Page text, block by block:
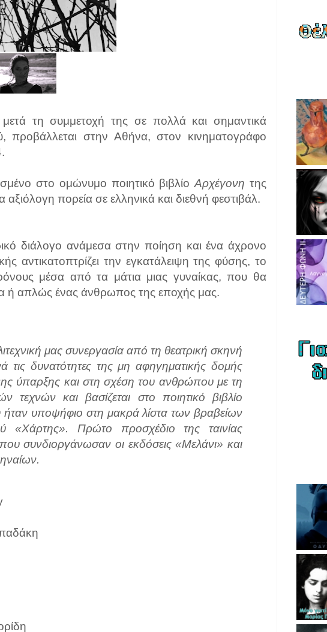
τη συμμετοχή της σε πολλά και σημαντικά
προβάλλεται στην Αθήνα, στον κινηματογράφο
στο ομώνυμο ποιητικό βιβλίοΑρχέγονητης
πορεία σε ελληνικά και διεθνή φεστιβάλ.
διάλογο ανάμεσα στην ποίηση και ένα άχρονο
αντικατοπτρίζει την εγκατάλειψη της φύσης, το
μέσα από τα μάτια μιας γυναίκας, που θα
ή απλώς ένας άνθρωπος της εποχής μας.
μας συνεργασία από τη θεατρική σκηνή
τις δυνατότητες της μη αφηγηματικής δομής
ύπαρξης και στη σχέση του ανθρώπου με τη
τεχνών και βασίζεται στο ποιητικό βιβλίο
υποψήφιο στη μακρά λίστα των βραβείων
«Χάρτης». Πρώτο προσχέδιο της ταινίας
συνδιοργάνωσαν οι εκδόσεις «Μελάνι» και